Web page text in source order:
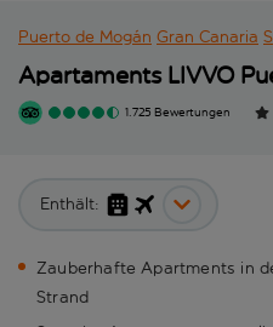
Puerto de Mogán Gran Canaria
Apartaments LIVVO
1.725 Bewertungen
Enthält:
Zauberhafte Apartments in
Strand